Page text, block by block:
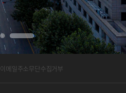
이메일주소무단수집거부